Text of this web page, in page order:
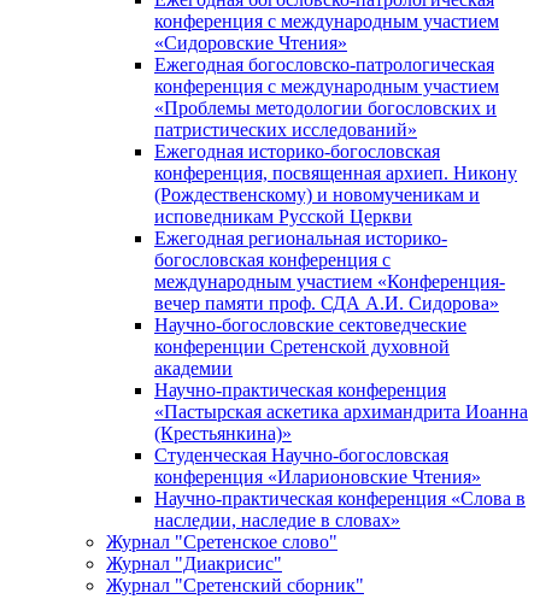
конференция с международным участием
«Сидоровские Чтения»
Ежегодная богословско-патрологическая
конференция с международным участием
«Проблемы методологии богословских и
патристических исследований»
Ежегодная историко-богословская
конференция, посвященная архиеп. Никону
(Рождественскому) и новомученикам и
исповедникам Русской Церкви
Ежегодная региональная историко-
богословская конференция с
международным участием «Конференция-
вечер памяти проф. СДА А.И. Сидорова»
Научно-богословские сектоведческие
конференции Сретенской духовной
академии
Научно-практическая конференция
«Пастырская аскетика архимандрита Иоанна
(Крестьянкина)»
Студенческая Научно-богословская
конференция «Иларионовские Чтения»
Научно-практическая конференция «Cлова в
наследии, наследие в словах»
Журнал "Сретенское слово"
Журнал "Диакрисис"
Журнал "Сретенский сборник"